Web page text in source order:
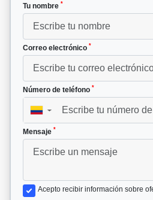
Tu nombre *
Correo electrónico *
Número de teléfono *
▼
Mensaje *
Acepto recibir información sobre